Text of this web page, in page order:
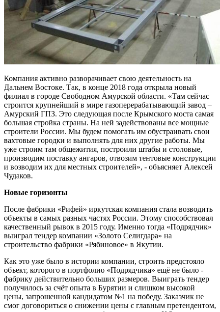
Компания активно разворачивает свою деятельность на
Дальнем Востоке. Так, в конце 2018 года открыла новый
филиал в городе Свободном Амурской области. «Там сейчас
строится крупнейший в мире газоперерабатывающий завод –
Амурский ГПЗ. Это следующая после Крымского моста самая
большая стройка страны. На ней задействованы все мощные
строители России. Мы будем помогать им обустраивать свои
вахтовые городки и выполнять для них другие работы. Мы
уже строим там общежития, построили штабы и столовые,
производим поставку ангаров, отвозим тентовые конструкции
и возводим их для местных строителей», - объясняет Алексей
Чудаков.
Новые горизонты
После фабрики «Рифей» иркутская компания стала возводить
объекты в самых разных частях России. Этому способствовал
качественный рывок в 2015 году. Именно тогда «Подрядчик»
выиграл тендер компании «Золото Селигдара» на
строительство фабрики «Рябиновое» в Якутии.
Как это уже было в истории компании, строить предстояло
объект, которого в портфолио «Подрядчика» ещё не было -
фабрику действительно больших размеров. Выиграть тендер
получилось за счёт опыта в Бурятии и слишком высокой
цены, запрошенной кандидатом №1 на победу. Заказчик не
смог договориться о снижении цены с главным претендентом,